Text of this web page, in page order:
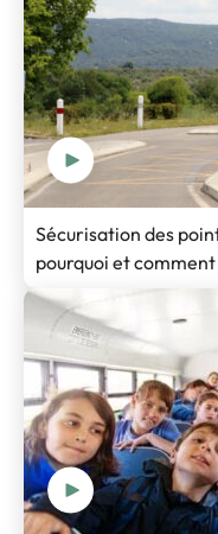
Sécurisation des
pourquoi et comment